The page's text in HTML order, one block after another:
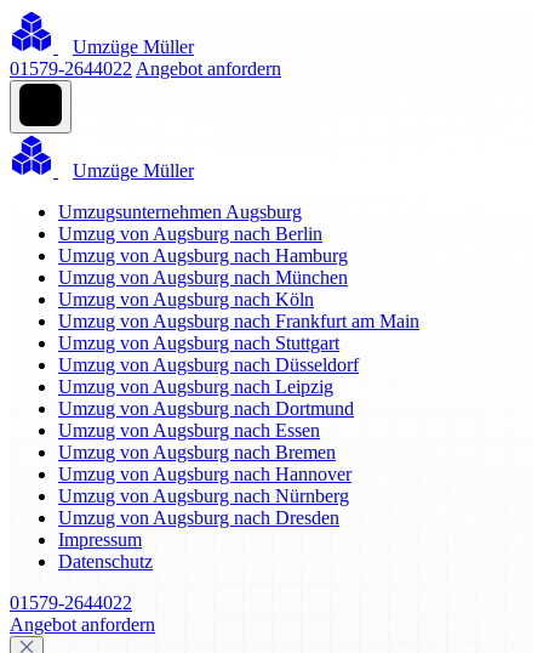
Umzüge Müller
01579-2644022 Angebot anfordern
Umzüge Müller
Umzugsunternehmen Augsburg
Umzug von Augsburg nach Berlin
Umzug von Augsburg nach Hamburg
Umzug von Augsburg nach München
Umzug von Augsburg nach Köln
Umzug von Augsburg nach Frankfurt am Main
Umzug von Augsburg nach Stuttgart
Umzug von Augsburg nach Düsseldorf
Umzug von Augsburg nach Leipzig
Umzug von Augsburg nach Dortmund
Umzug von Augsburg nach Essen
Umzug von Augsburg nach Bremen
Umzug von Augsburg nach Hannover
Umzug von Augsburg nach Nürnberg
Umzug von Augsburg nach Dresden
Impressum
Datenschutz
01579-2644022
Angebot anfordern